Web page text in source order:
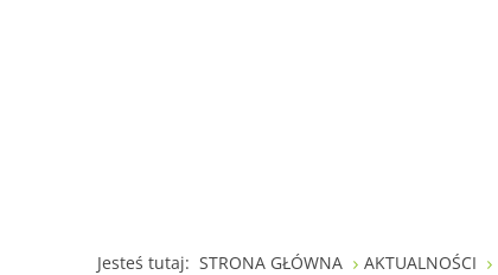
Jesteś tutaj: STRONA GŁÓWNA AKTUALNOŚCI